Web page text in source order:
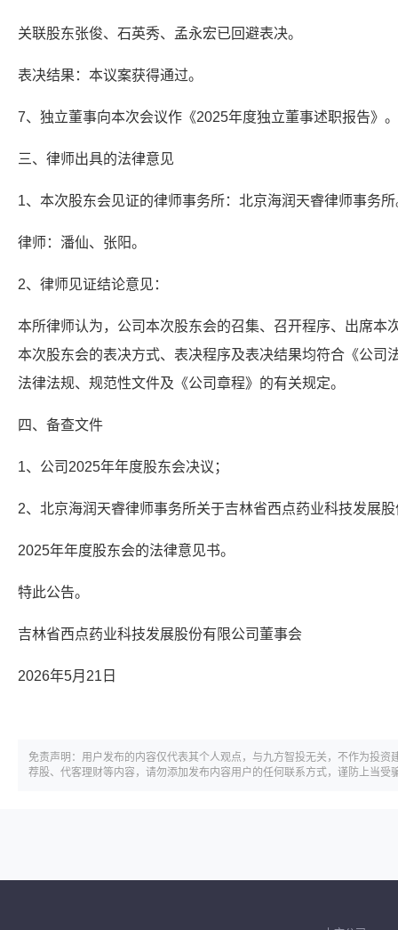
关联股东张俊、石英秀、孟永宏已回避表决。
表决结果：本议案获得通过。
7、独立董事向本次会议作《2025年度独立董事述职报告》。
三、律师出具的法律意见
1、本次股东会见证的律师事务所：北京海润天睿律师事务所
律师：潘仙、张阳。
2、律师见证结论意见：
本所律师认为，公司本次股东会的召集、召开程序、出席本
本次股东会的表决方式、表决程序及表决结果均符合《公司
法律法规、规范性文件及《公司章程》的有关规定。
四、备查文件
1、公司2025年年度股东会决议；
2、北京海润天睿律师事务所关于吉林省西点药业科技发展
2025年年度股东会的法律意见书。
特此公告。
吉林省西点药业科技发展股份有限公司董事会
2026年5月21日
免责声明：用户发布的内容仅代表其个人观点，与九方智投无关，不作为投
荐股、代客理财等内容，请勿添加发布内容用户的任何联系方式，谨防上当受